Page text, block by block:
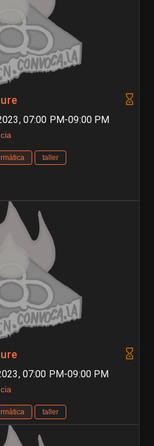
07:00 PM-09:00 PM
taller
07:00 PM-09:00 PM
taller